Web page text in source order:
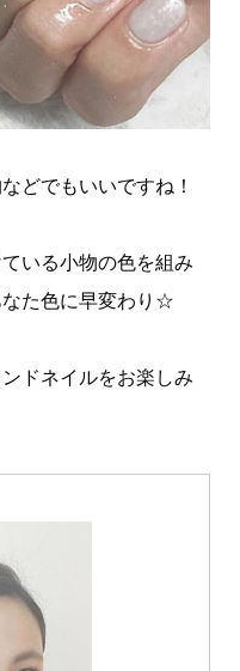
どでもいいですね！
いる小物の色を組み
た色に早変わり☆
ドネイルをお楽しみ